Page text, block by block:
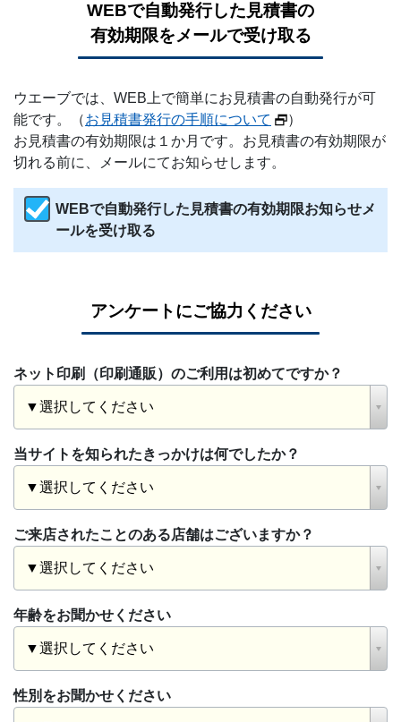
WEBで自動発行した見積書の
有効期限をメールで受け取る
ウエーブでは、WEB上で簡単にお見積書の自動発行が可
能です。（お見積書発行の手順について
）
お見積書の有効期限は１か月です。お見積書の有効期限が
切れる前に、メールにてお知らせします。
WEBで自動発行した見積書の有効期限お知らせメ
ールを受け取る
アンケートにご協力ください
ネット印刷（印刷通販）のご利用は初めてですか？
当サイトを知られたきっかけは何でしたか？
ご来店されたことのある店舗はございますか？
年齢をお聞かせください
性別をお聞かせください